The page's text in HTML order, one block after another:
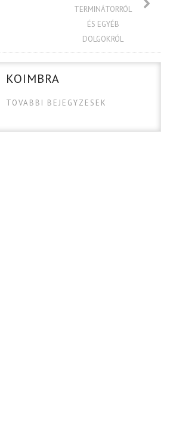
TERMINÁTORRÓL
ÉS EGYÉB
DOLGOKRÓL
KOIMBRA
TOVABBI BEJEGYZESEK